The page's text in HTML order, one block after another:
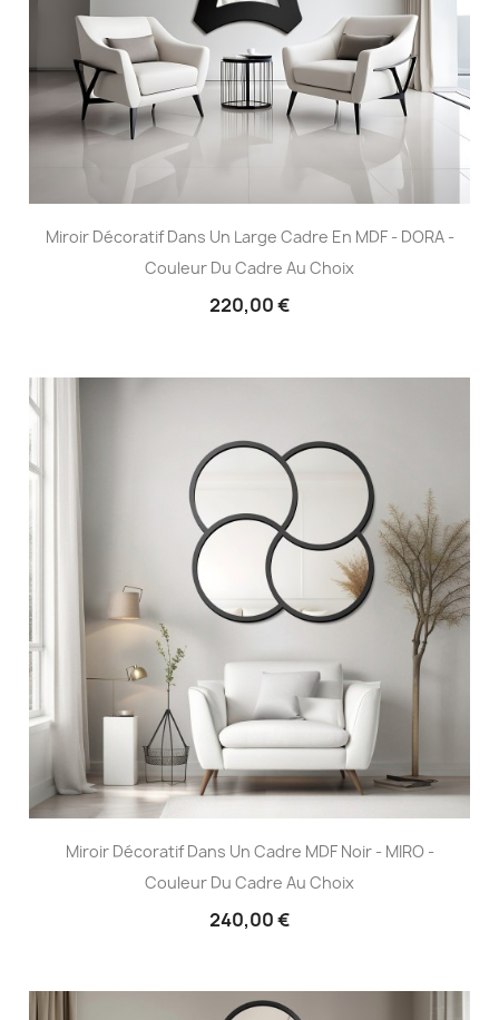
Miroir Décoratif Dans Un Large Cadre En MDF - DORA -
Couleur Du Cadre Au Choix
220,00 €
Miroir Décoratif Dans Un Cadre MDF Noir - MIRO -
Couleur Du Cadre Au Choix
240,00 €